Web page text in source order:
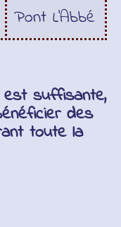
Pont L’Abbé
est suffisante,
des
toute la